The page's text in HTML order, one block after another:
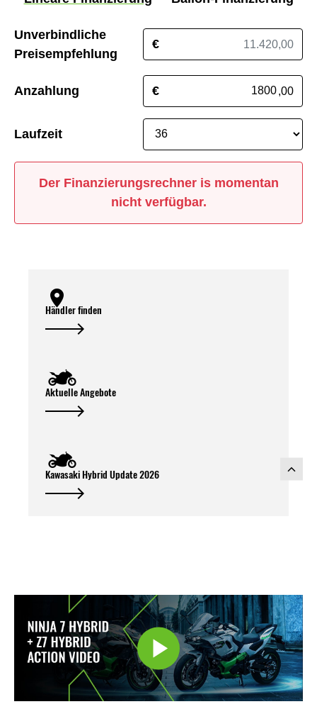
Unverbindliche
Preisempfehlung
€
Anzahlung € ,00
Laufzeit
Der Finanzierungsrechner is momentan
nicht verfügbar.
Händler finden
Aktuelle Angebote
Kawasaki Hybrid Update 2026